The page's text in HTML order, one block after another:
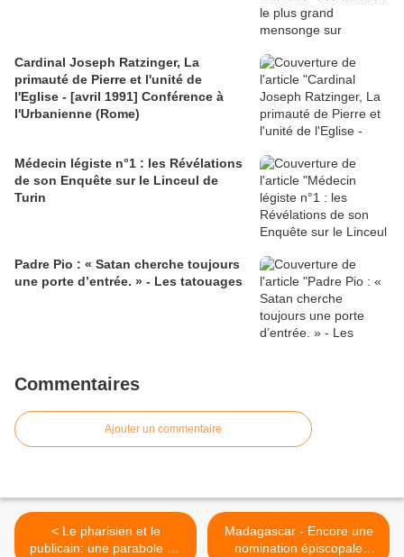
Cardinal Joseph Ratzinger, La
primauté de Pierre et l'unité de
l'Eglise - [avril 1991] Conférence à
l'Urbanienne (Rome)
Médecin légiste n°1 : les Révélations
de son Enquête sur le Linceul de
Turin
Padre Pio : « Satan cherche toujours
une porte d’entrée. » - Les tatouages
Commentaires
Ajouter un commentaire
< Le pharisien et le
publicain: une parabole de
Madagascar - Encore une
nomination épiscopale